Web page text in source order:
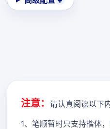
注意： 请认真阅读以下
1、笔顺暂时只支持楷体